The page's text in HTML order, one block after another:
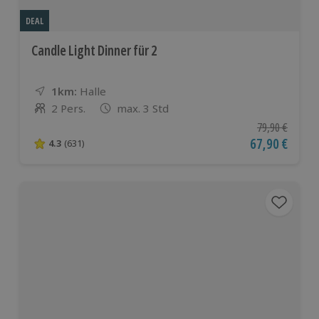
DEAL
Candle Light Dinner für 2
1km: Entfernung
Standort
Halle
Anzahl der Teilnehmer
2 Pers. max. 3 Std
4.3 von 5 Sternen basierend auf 631 Bewertungen
4.3 (631)
79,90 €
Aktueller
67,90 €